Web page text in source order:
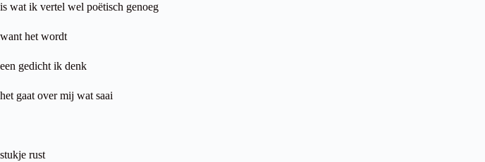
is wat ik vertel wel poëtisch genoeg
want het wordt
een gedicht ik denk
het gaat over mij wat saai
stukje rust